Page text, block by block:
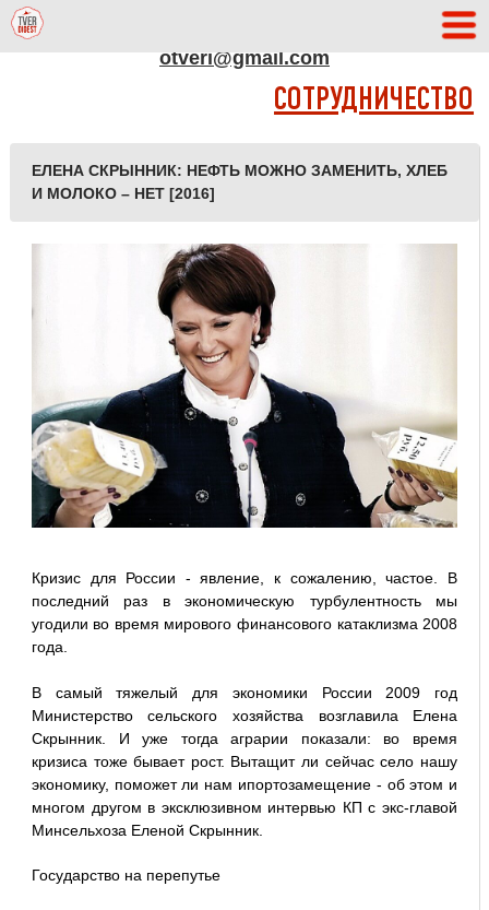
otveri@gmail.com
СОТРУДНИЧЕСТВО
EЛЕНА СКРЫННИК: НЕФТЬ МОЖНО ЗАМЕНИТЬ, ХЛЕБ
И МОЛОКО – НЕТ [2016]
Кризис для России - явление, к сожалению, частое. В
последний раз в экономическую турбулентность мы
угодили во время мирового финансового катаклизма 2008
года.
В самый тяжелый для экономики России 2009 год
Министерство сельского хозяйства возглавила Елена
Скрынник. И уже тогда аграрии показали: во время
кризиса тоже бывает рост. Вытащит ли сейчас село нашу
экономику, поможет ли нам ипортозамещение - об этом и
многом другом в эксклюзивном интервью КП с экс-главой
Минсельхоза Еленой Скрынник.
Государство на перепутье